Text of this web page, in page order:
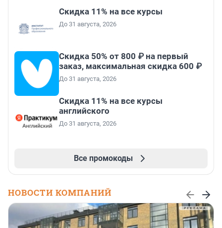
Скидка 11% на все курсы
До 31 августа, 2026
Скидка 50% от 800 ₽ на первый
заказ, максимальная скидка 600 ₽
До 31 августа, 2026
Скидка 11% на все курсы
английского
До 31 августа, 2026
Все промокоды
НОВОСТИ КОМПАНИЙ